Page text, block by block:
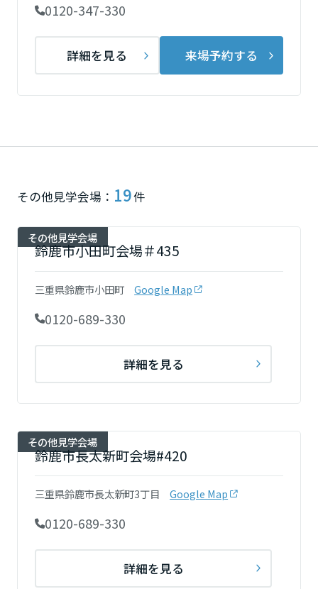
0120-347-330
詳細を見る 来場予約する
その他見学会場： 19件
その他見学会場
鈴鹿市小田町会場＃435
三重県鈴鹿市小田町 Google Map
0120-689-330
詳細を見る
その他見学会場
鈴鹿市長太新町会場#420
三重県鈴鹿市長太新町3丁目 Google Map
0120-689-330
詳細を見る
富山県
新潟県
東海エリア
岐阜県
静岡県
三重県